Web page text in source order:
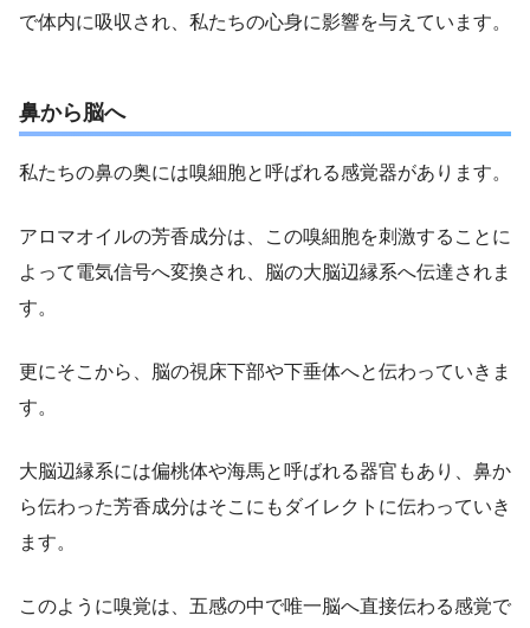
で体内に吸収され、私たちの心身に影響を与えています。
鼻から脳へ
私たちの鼻の奥には嗅細胞と呼ばれる感覚器があります。
アロマオイルの芳香成分は、この嗅細胞を刺激することに
よって電気信号へ変換され、脳の大脳辺縁系へ伝達されま
す。
更にそこから、脳の視床下部や下垂体へと伝わっていきま
す。
大脳辺縁系には偏桃体や海馬と呼ばれる器官もあり、鼻か
ら伝わった芳香成分はそこにもダイレクトに伝わっていき
ます。
このように嗅覚は、五感の中で唯一脳へ直接伝わる感覚で